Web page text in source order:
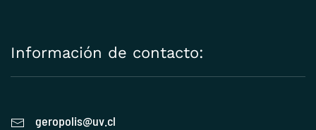
Información de contacto:
geropolis@uv.cl